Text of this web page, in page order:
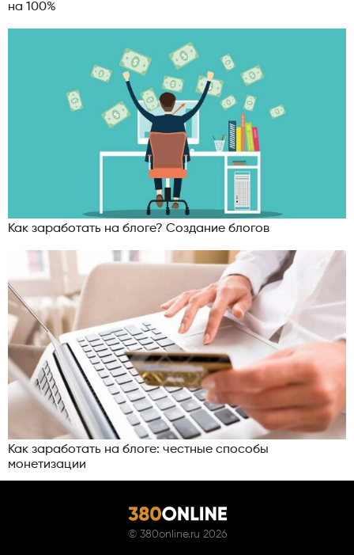
на 100%
Как заработать на блоге? Создание блогов
Как заработать на блоге: честные способы
монетизации
© 380online.ru 2026